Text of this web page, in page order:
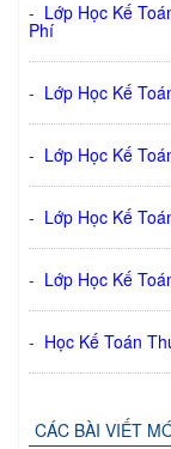
- Lớp Học Kế
Phí
- Lớp Học Kế
- Lớp Học Kế
- Lớp Học Kế
- Lớp Học Kế
- Học Kế Toán
CÁC BÀI VIẾT